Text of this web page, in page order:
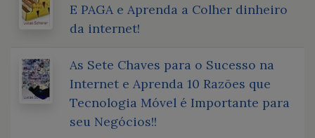
E PAGA e Aprenda a Colher dinheiro
da internet!
As Sete Chaves para o Sucesso na
Internet e Aprenda 10 Razões que
Tecnologia Móvel é Importante para
seu Negócios!!